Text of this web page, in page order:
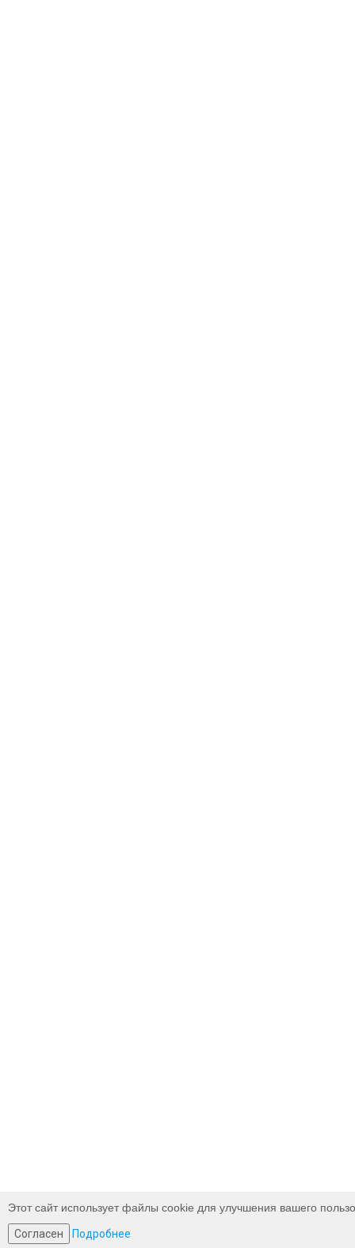
Этот сайт использует файлы cookie для улучшения вашего
Согласен Подробнее